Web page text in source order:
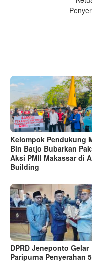
Kelompok Pendukung
Bin Batjo Bubarkan
Aksi PMII Makassar di
Building
DPRD Jeneponto Gelar
Paripurna Penyerahan 5